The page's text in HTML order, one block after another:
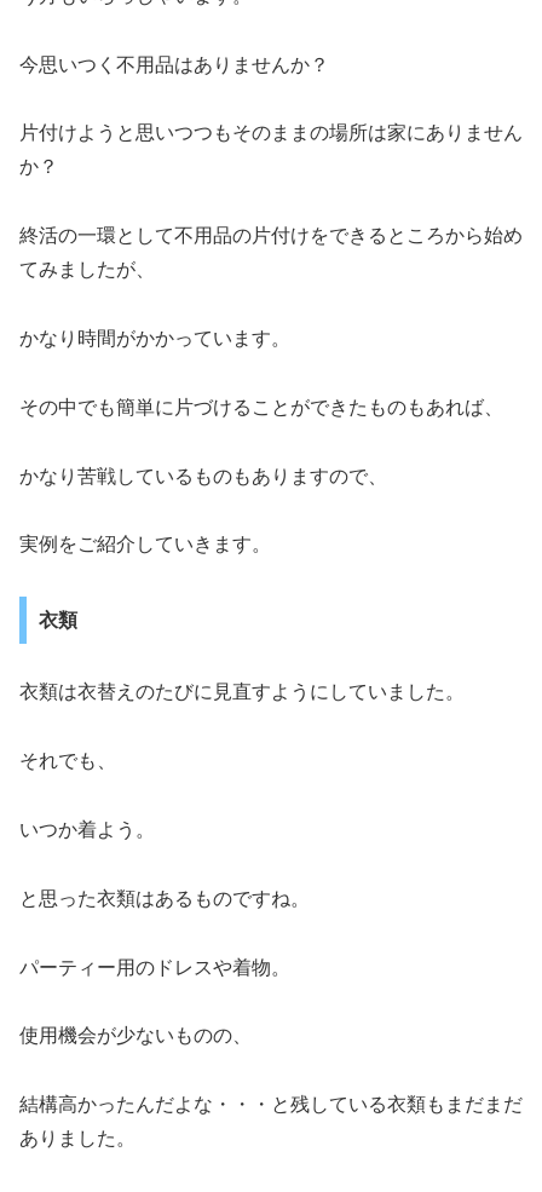
今思いつく不用品はありませんか？
片付けようと思いつつもそのままの場所は家にありません
か？
終活の一環として不用品の片付けをできるところから始め
てみましたが、
かなり時間がかかっています。
その中でも簡単に片づけることができたものもあれば、
かなり苦戦しているものもありますので、
実例をご紹介していきます。
衣類
衣類は衣替えのたびに見直すようにしていました。
それでも、
いつか着よう。
と思った衣類はあるものですね。
パーティー用のドレスや着物。
使用機会が少ないものの、
結構高かったんだよな・・・と残している衣類もまだまだ
ありました。